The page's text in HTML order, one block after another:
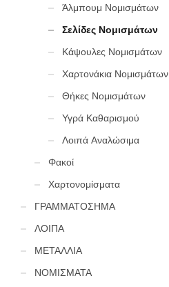
Άλμπουμ Νομισμάτων
Σελίδες Νομισμάτων
Κάψουλες Νομισμάτων
Χαρτονάκια Νομισμάτων
Θήκες Νομισμάτων
Υγρά Καθαρισμού
Λοιπά Αναλώσιμα
Φακοί
Χαρτονομίσματα
ΓΡΑΜΜΑΤΟΣΗΜΑ
ΛΟΙΠΑ
ΜΕΤΑΛΛΙΑ
ΝΟΜΙΣΜΑΤΑ